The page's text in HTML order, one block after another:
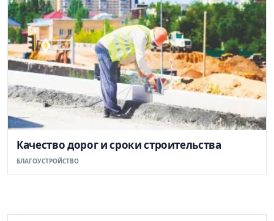
Качество дорог и сроки строительства
БЛАГОУСТРОЙСТВО